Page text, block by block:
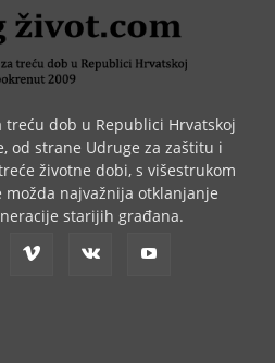
treću dob u Republici Hrvatskoj
od strane Udruge za zaštitu i
životne dobi, s višestrukom
najvažnija otklanjanje
starijih građana.